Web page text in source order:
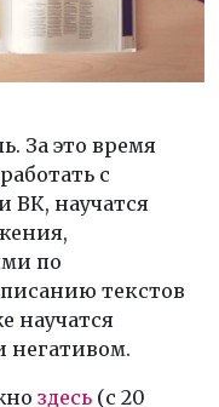
За это время
с
ВК, научатся
по
текстов
научатся
негативом.
здесь (с 20